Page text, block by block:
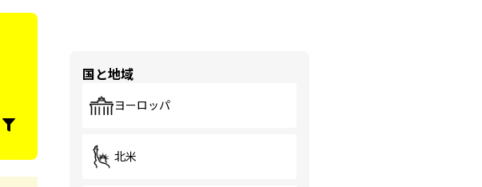
国と地域
ヨーロッパ
北米